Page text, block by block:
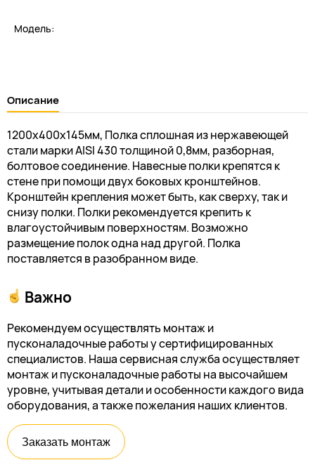
Модель:
Описание
1200х400х145мм, Полка сплошная из нержавеющей
стали марки AISI 430 толщиной 0,8мм, разборная,
болтовое соединение. Навесные полки крепятся к
стене при помощи двух боковых кронштейнов.
Кронштейн крепления может быть, как сверху, так и
снизу полки. Полки рекомендуется крепить к
влагоустойчивым поверхностям. Возможно
размещение полок одна над другой. Полка
поставляется в разобранном виде.
Важно
Рекомендуем осуществлять монтаж и
пусконаладочные работы у сертифицированных
специалистов. Наша сервисная служба осуществляет
монтаж и пусконаладочные работы на высочайшем
уровне, учитывая детали и особенности каждого вида
оборудования, а также пожелания наших клиентов.
Заказать монтаж